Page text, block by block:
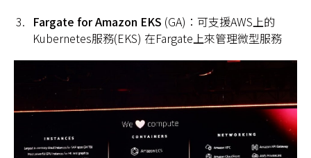
Fargate for Amazon EKS (GA)：可支援AWS上的
Kubernetes服務(EKS) 在Fargate上來管理微型服務